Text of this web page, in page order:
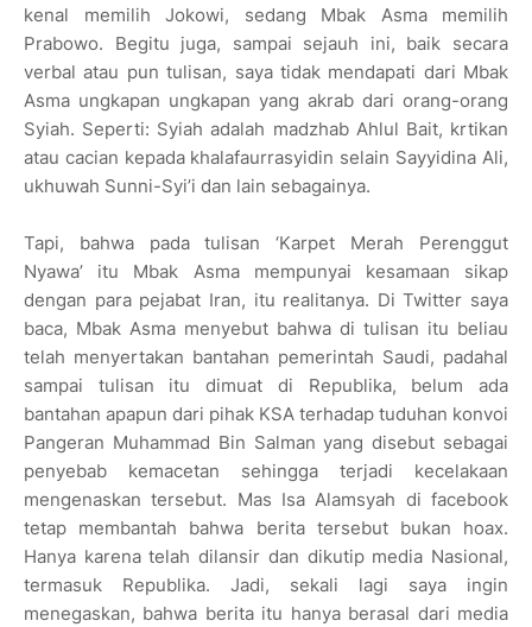
kenal memilih Jokowi, sedang Mbak Asma memilih
Prabowo. Begitu juga, sampai sejauh ini, baik secara
verbal atau pun tulisan, saya tidak mendapati dari Mbak
Asma ungkapan ungkapan yang akrab dari orang-orang
Syiah. Seperti: Syiah adalah madzhab Ahlul Bait, krtikan
atau cacian kepada khalafaurrasyidin selain Sayyidina Ali,
ukhuwah Sunni-Syi’i dan lain sebagainya.
Tapi, bahwa pada tulisan ‘Karpet Merah Perenggut
Nyawa’ itu Mbak Asma mempunyai kesamaan sikap
dengan para pejabat Iran, itu realitanya. Di Twitter saya
baca, Mbak Asma menyebut bahwa di tulisan itu beliau
telah menyertakan bantahan pemerintah Saudi, padahal
sampai tulisan itu dimuat di Republika, belum ada
bantahan apapun dari pihak KSA terhadap tuduhan konvoi
Pangeran Muhammad Bin Salman yang disebut sebagai
penyebab kemacetan sehingga terjadi kecelakaan
mengenaskan tersebut. Mas Isa Alamsyah di facebook
tetap membantah bahwa berita tersebut bukan hoax.
Hanya karena telah dilansir dan dikutip media Nasional,
termasuk Republika. Jadi, sekali lagi saya ingin
menegaskan, bahwa berita itu hanya berasal dari media